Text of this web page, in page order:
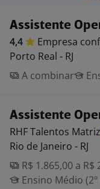
Assistente
4,4 Empresa
Porto Real - RJ
A combinar
Assistente
RHF Talentos Matriz
Rio de Janeiro - RJ
R$ 1.865,00 a R$
Ensino Médio